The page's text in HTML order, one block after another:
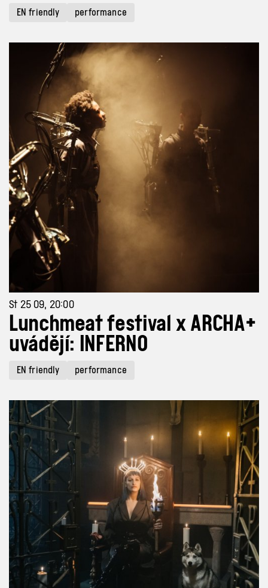
EN friendly performance
St 25 09, 20:00
Lunchmeat festival x ARCHA+
uvádějí: INFERNO
EN friendly performance